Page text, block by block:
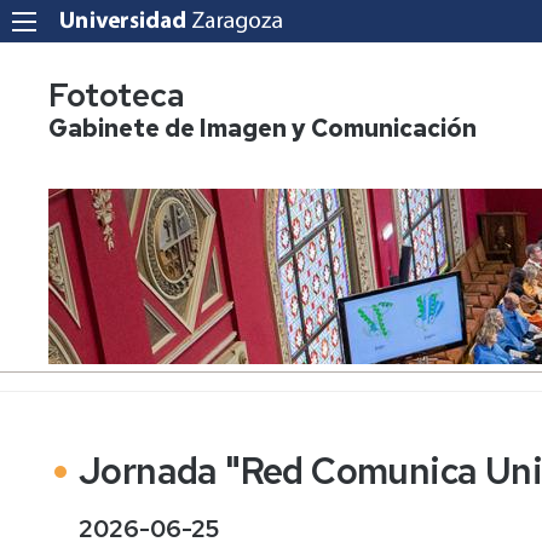
Fototeca
Gabinete de Imagen y Comunicación
Jornada "Red Comunica
2026-06-25